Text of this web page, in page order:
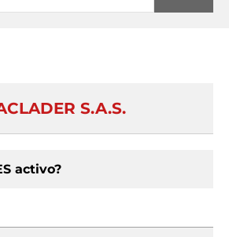
S.A.S.
activo?